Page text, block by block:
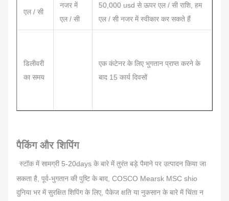
एल / सी
नजर में
एल / सी
50,000 usd से ऊपर एल / सी राशि, हम
एल / सी नजर में स्वीकार कर सकते हैं
डिलीवरी
का समय
एक कंटेनर के लिए भुगतान प्राप्त करने के
बाद 15 कार्य दिवसों
पैकिंग और शिपिंग
स्टॉक में सामग्री 5-20days के बारे में तुरंत बड़े पैमाने पर उत्पादन किया जा
सकता है, पूर्व-भुगतान की पुष्टि के बाद, COSCO Mearsk MSC shio
दुनिया भर में सुरक्षित शिपिंग के लिए, पैकेज क्षति या नुकसान के बारे में चिंता न